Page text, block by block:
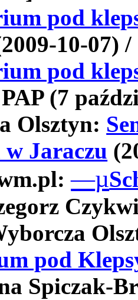
pod
10-07)
pod
(7
Olsztyn:
Jaraczu
—µ
pod
Spiczak-